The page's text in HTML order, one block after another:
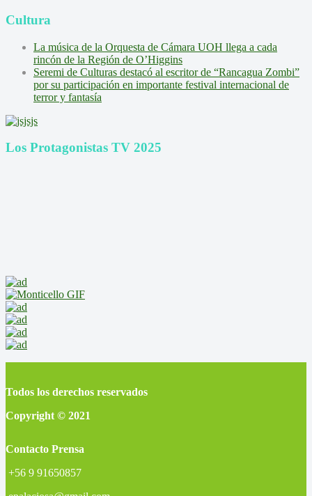
Cultura
La música de la Orquesta de Cámara UOH llega a cada
rincón de la Región de O’Higgins
Seremi de Culturas destacó al escritor de “Rancagua Zombi”
por su participación en importante festival internacional de
terror y fantasía
Los Protagonistas TV 2025
Todos los derechos reservados
Copyright © 2021
Contacto Prensa
+56 9 91650857